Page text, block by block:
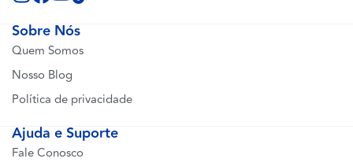
Sobre Nós
Quem Somos
Nosso Blog
Política de privacidade
Ajuda e Suporte
Fale Conosco